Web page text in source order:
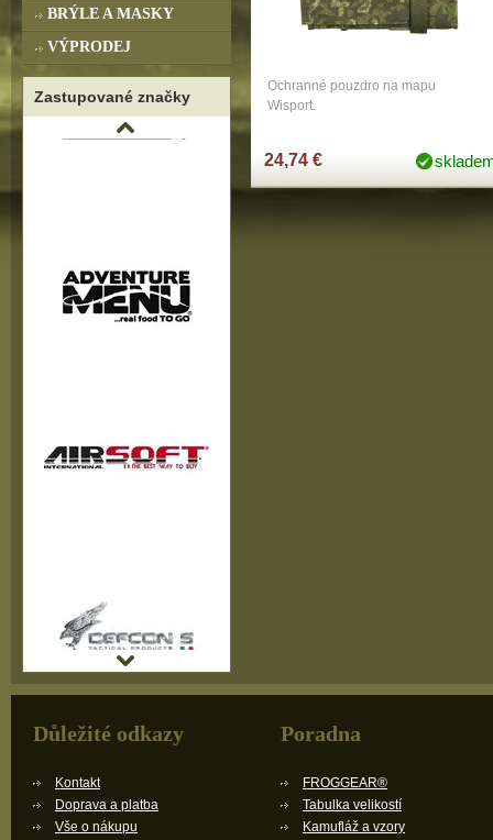
Ochranné pouzdro na mapu
Wisport.
24,74 €
BRÝLE A MASKY
VÝPRODEJ
Zastupované značky
Důležité odkazy
Kontakt
Doprava a platba
Vše o nákupu
Poradna
FROGGEAR®
Tabulka velikostí
Kamufláž a vzory